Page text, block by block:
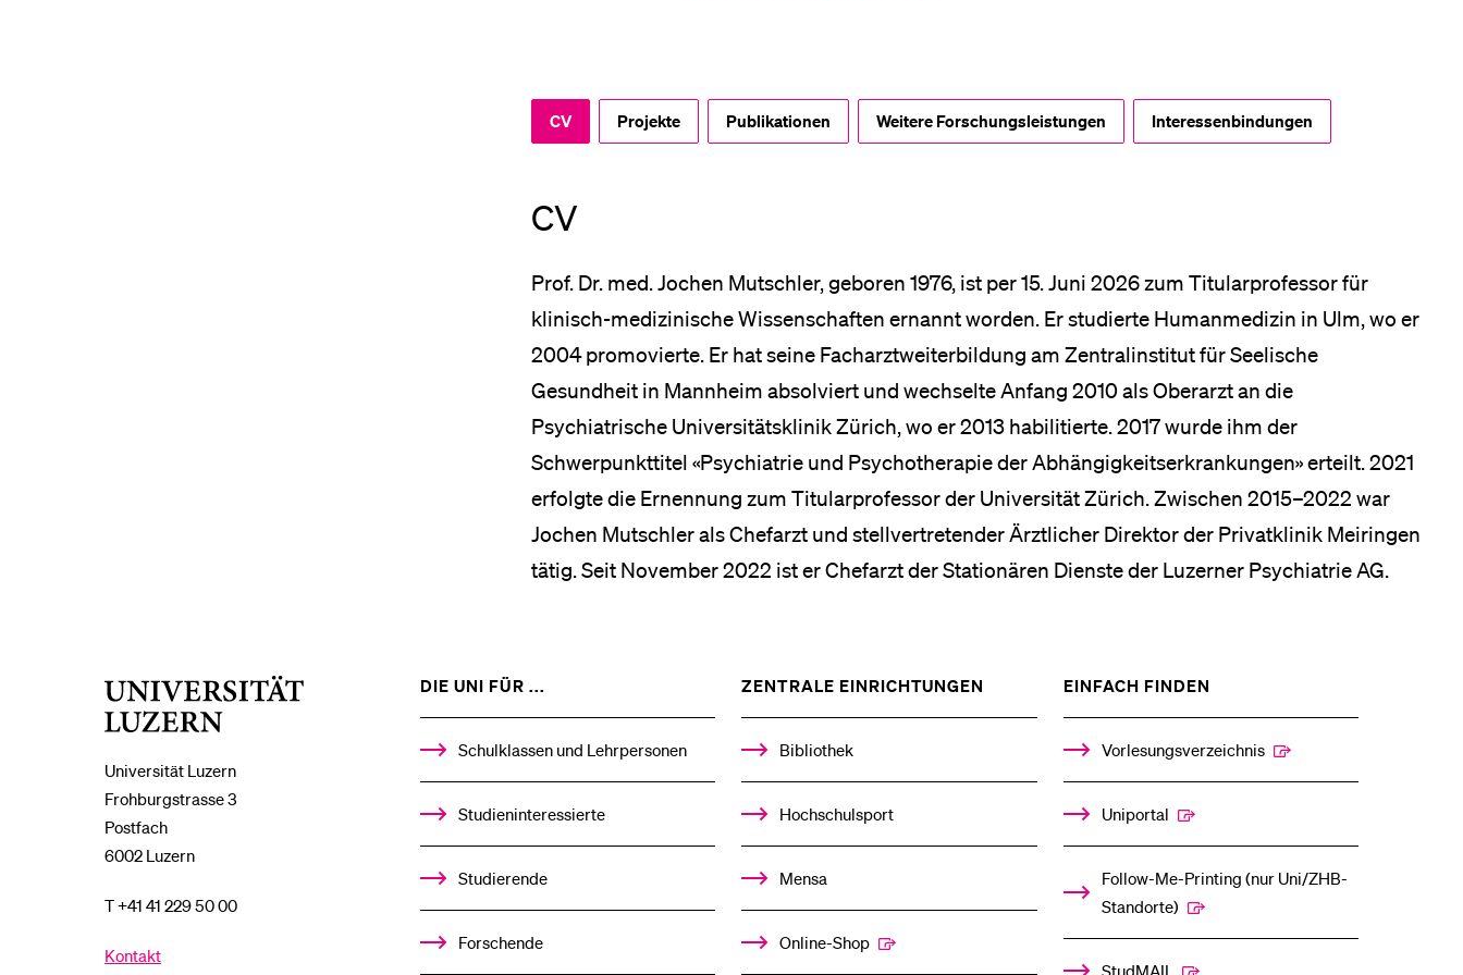
CV Projekte Publikationen Weitere Forschungsleistungen Interessenbindungen
CV
Prof. Dr. med. Jochen Mutschler, geboren 1976, ist per 15. Juni 2026 zum Titularprofessor für
klinisch-medizinische Wissenschaften ernannt worden. Er studierte Humanmedizin in Ulm, wo er
2004 promovierte. Er hat seine Facharztweiterbildung am Zentralinstitut für Seelische
Gesundheit in Mannheim absolviert und wechselte Anfang 2010 als Oberarzt an die
Psychiatrische Universitätsklinik Zürich, wo er 2013 habilitierte. 2017 wurde ihm der
Schwerpunkttitel «Psychiatrie und Psychotherapie der Abhängigkeitserkrankungen» erteilt. 2021
erfolgte die Ernennung zum Titularprofessor der Universität Zürich. Zwischen 2015–2022 war
Jochen Mutschler als Chefarzt und stellvertretender Ärztlicher Direktor der Privatklinik Meiringen
tätig. Seit November 2022 ist er Chefarzt der Stationären Dienste der Luzerner Psychiatrie AG.
Universität Luzern
Frohburgstrasse 3
Postfach
6002 Luzern
T +41 41 229 50 00
Kontakt
DIE UNI FÜR ...
%1$S
UNTERMENÜ
Schulklassen und Lehrpersonen
Studieninteressierte
Studierende
Forschende
ZENTRALE EINRICHTUNGEN
%1$S
UNTERMENÜ
Bibliothek
Hochschulsport
Mensa
Online-Shop
EINFACH FINDEN
%1$S
UNTERMENÜ
Vorlesungsverzeichnis
Uniportal
Follow-Me-Printing­ ­(nur Uni/ZHB-
Standorte)
Mitarbeitende
Stellensuchende
Förderer
Medien